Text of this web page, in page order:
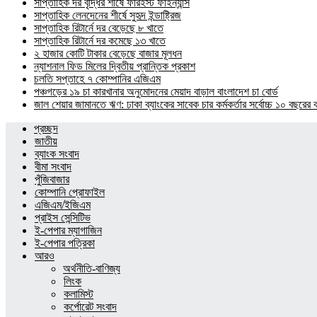
সাপ্তাহিক দর বৃদ্ধির শীর্ষে ফারইস্ট ফাইন্যান্স
সাপ্তাহিক লেনদেনের শীর্ষে সুহৃদ ইন্ডাষ্ট্রিজ
সাপ্তাহিক রিটার্নে দর বেড়েছে ৮ খাতে
সাপ্তাহিক রিটার্নে দর কমেছে ১৩ খাতে
২ হাজার কোটি টাকার বেড়েছে বাজার মূলধন
ন্যাশনাল ফিড মিলের দ্বিতীয় প্রান্তিক প্রকাশ
চলতি সপ্তাহে ৭ কোম্পানির এজিএম
পঞ্চগড়ের ১৯ চা কারখানার অনুমোদনের মেয়াদ বাড়াল বাংলাদেশ চা বোর্ড
জাল শেয়ার জামানতে ঋণ: ঢাকা ব্যাংকের সাবেক চার কর্মকর্তার সর্বোচ্চ ১০ বছরের
প্রচ্ছদ
জাতীয়
ব্যাংক সংবাদ
বীমা সংবাদ
পুঁজিবাজার
কোম্পানি প্রোফাইল
এজিএম/ইজিএম
প্রাইস সেন্সিটিভ
ই-পেপার ম্যাগাজিন
ই-পেপার পত্রিকা
আরও
অর্থনীতি-বাণিজ্য
লিংক
কলামিস্ট
কর্পোরেট সংবাদ